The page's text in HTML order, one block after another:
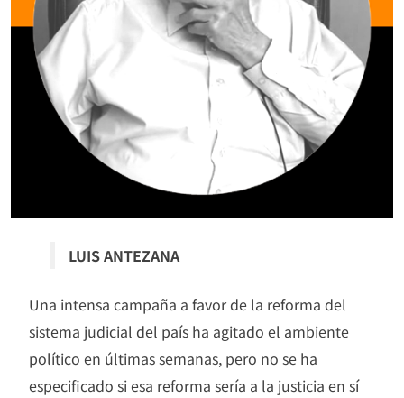
LUIS ANTEZANA
Una intensa campaña a favor de la reforma del
sistema judicial del país ha agitado el ambiente
político en últimas semanas, pero no se ha
especificado si esa reforma sería a la justicia en sí